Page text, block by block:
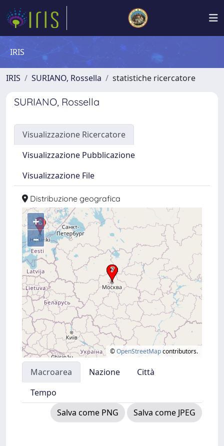
IRIS
IRIS SURIANO, Rossella statistiche ricercatore
SURIANO, Rossella
Visualizzazione Ricercatore
Visualizzazione Pubblicazione
Visualizzazione File
Distribuzione geografica
+
–
©OpenStreetMapcontributors.
Macroarea Nazione
Città
Tempo
Salva come PNG
Salva come JPEG